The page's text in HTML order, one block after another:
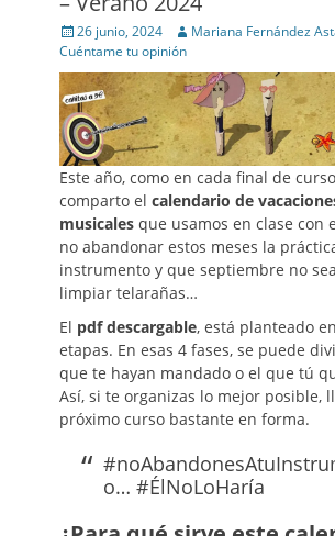
Posted
on
26 junio, 2024 Author
Mariana Fernández
Cuéntame tu opinión
Este año, como en cada final de
comparto el calendario de
musicales que usamos en clase con
no abandonar estos meses la
instrumento y que septiembre no
limpiar telarañas…
El pdf descargable, está planteado
etapas. En esas 4 fases, se puede
que te hayan mandado o el que tú
Así, si te organizas lo mejor posible,
próximo curso bastante en forma.
o… #ÉlNoLoHaría